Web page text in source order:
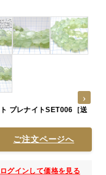
プレナイトSET006［送
ご注文ページへ
ログインして価格を見る